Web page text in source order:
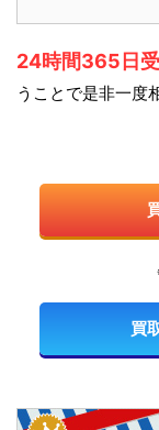
24時間365日
うことで是非一度
買